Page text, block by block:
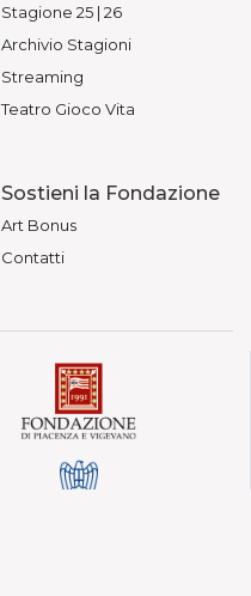
Stagione 25 | 26
Archivio Stagioni
Streaming
Teatro Gioco Vita
Sostieni la Fondazione
Art Bonus
Contatti